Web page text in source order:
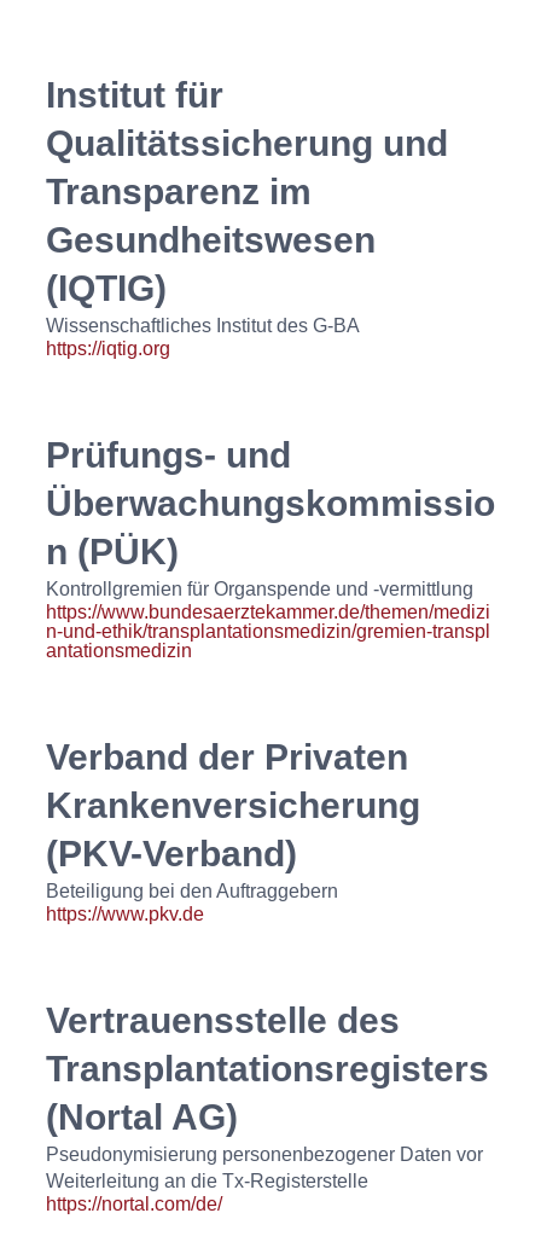
Institut für
Qualitätssicherung und
Transparenz im
Gesundheitswesen
(IQTIG)
Wissenschaftliches Institut des G‑BA
https://iqtig.org
Prüfungs- und
Überwachungskommissio
n (PÜK)
Kontrollgremien für Organspende und -vermittlung
https://www.bundesaerztekammer.de/themen/medizi
n-und-ethik/transplantationsmedizin/gremien-transpl
antationsmedizin
Verband der Privaten
Krankenversicherung
(PKV-Verband)
Beteiligung bei den Auftraggebern
https://www.pkv.de
Vertrauensstelle des
Transplantationsregisters
(Nortal AG)
Pseudonymisierung personenbezogener Daten vor
Weiterleitung an die Tx‑Registerstelle
https://nortal.com/de/